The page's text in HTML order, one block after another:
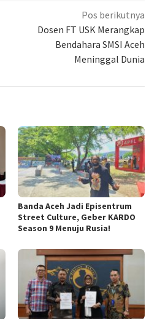
Pos berikutnya
Dosen FT USK Merangkap
Bendahara SMSI Aceh
Meninggal Dunia
Banda Aceh Jadi Episentrum
Street Culture, Geber KARDO
Season 9 Menuju Rusia!